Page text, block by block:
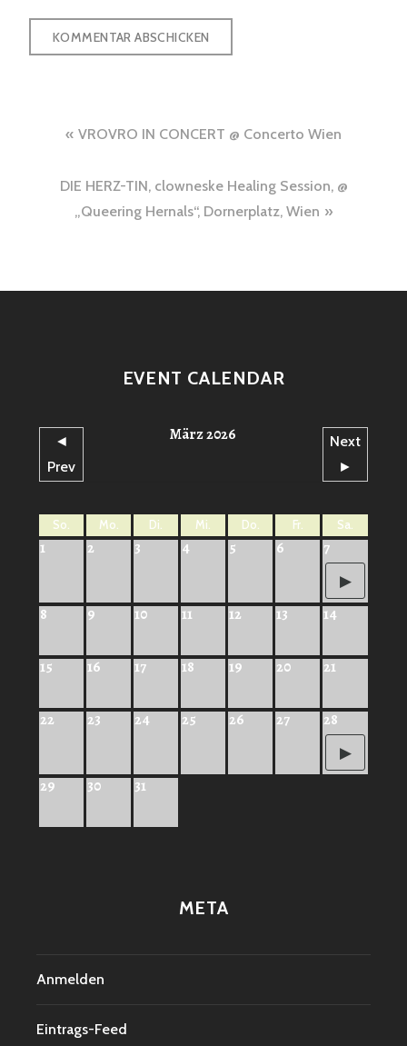
Beitragsnavigation
VROVRO IN CONCERT @ Concerto Wien
DIE HERZ-TIN, clowneske Healing Session, @
„Queering Hernals“, Dornerplatz, Wien
EVENT CALENDAR
◄
Prev
März 2026
Next
►
So. Mo. Di. Mi. Do. Fr. Sa.
1 2 3 4 5 6 7
8 9 10 11 12 13 14
15 16 17 18 19 20 21
22 23 24 25 26 27 28
29 30 31
META
Anmelden
Eintrags-Feed